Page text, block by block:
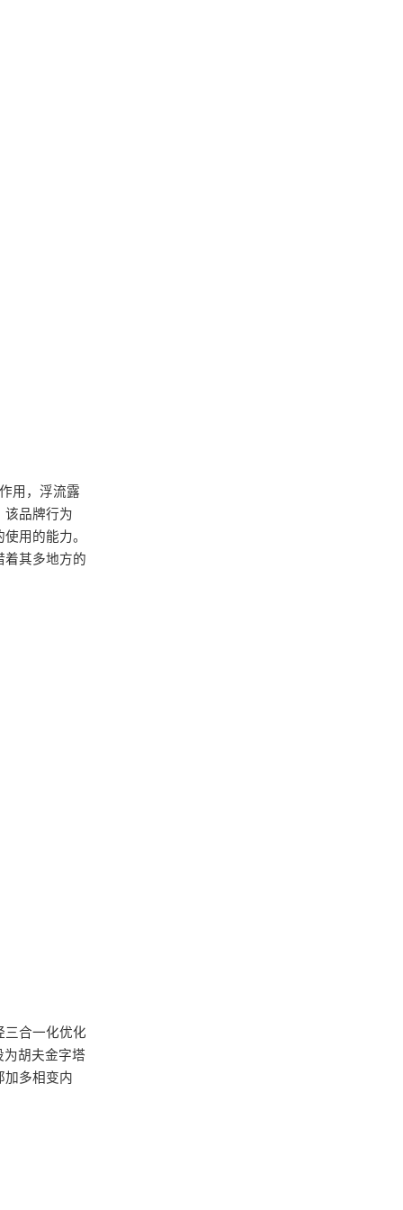
用，浮流露
该品牌行为
用的能力。
着其多地方的
三合一化优化
胡夫金字塔
加多相变内